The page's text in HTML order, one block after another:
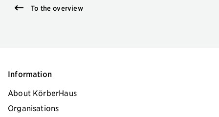
To the overview
Information
About KörberHaus
Organisations